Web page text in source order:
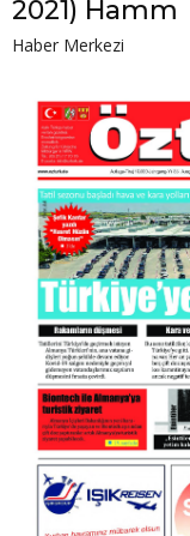
2021) Hamm
Haber Merkezi